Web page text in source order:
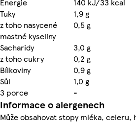
Tuky
1,9 g
z toho nasycené
mastné kyseliny
0,5 g
Sacharidy
3,0 g
z toho cukry
0,2 g
Bílkoviny
0,9 g
Sůl
1,0 g
3 porce
-
Informace o alergenech
Může obsahovat stopy mléka, celeru,